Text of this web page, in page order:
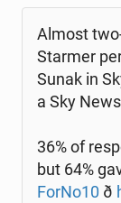
Almost
Starmer
Sunak in
a Sky
36% of
but 64%
For­No10 ð